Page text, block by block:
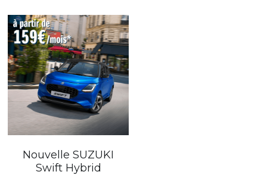
Nouvelle SUZUKI
Swift Hybrid